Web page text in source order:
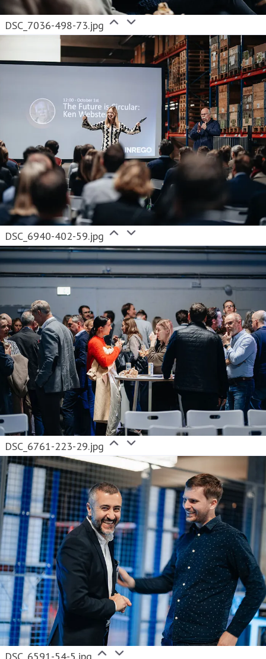
DSC_7036-498-73.jpg
DSC_6940-402-59.jpg
DSC_6761-223-29.jpg